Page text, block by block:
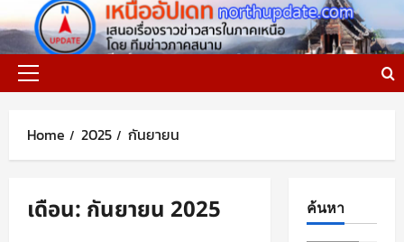
to
content
Primary
Home 2025 กันยายน
เดือน: กันยายน 2025 ค้นหา